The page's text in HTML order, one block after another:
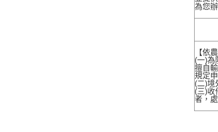
為您
【依
(一)為
擅自
規定
(二)境
(三)收
者，